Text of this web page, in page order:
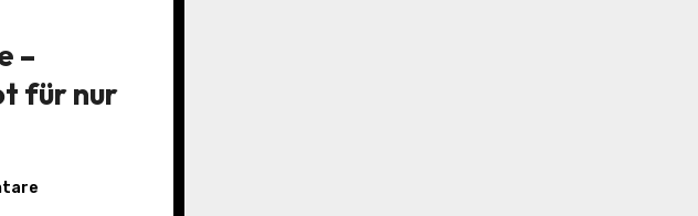
–
für nur